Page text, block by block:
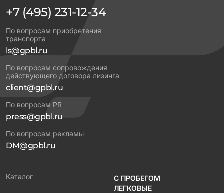
+7 (495) 231-12-34
По вопросам приобретения
транспорта
ls@gpbl.ru
По вопросам сопровождения
действующего договора лизинга
client@gpbl.ru
По вопросам PR
press@gpbl.ru
По вопросам рекламы
DM@gpbl.ru
Каталог
С ПРОБЕГОМ
ЛЕГКОВЫЕ